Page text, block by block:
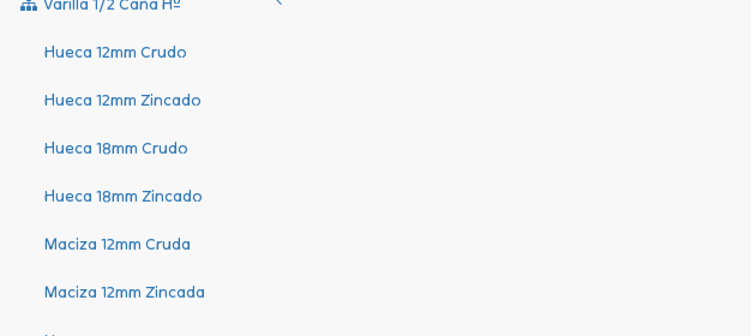
Hueca 12mm Crudo
Hueca 12mm Zincado
Hueca 18mm Crudo
Hueca 18mm Zincado
Maciza 12mm Cruda
Maciza 12mm Zincada